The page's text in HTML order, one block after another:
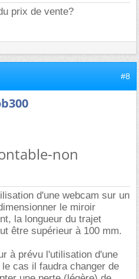
prix de vente?
#8
non
d'une webcam sur un
le miroir
la longueur du trajet
être supérieur à 100 mm.
à prévu l'utilisation d'une
cas il faudra changer de